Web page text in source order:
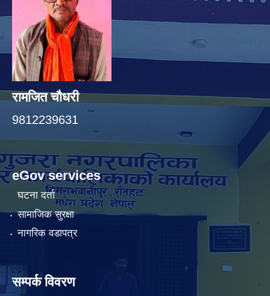
रामजित चौधरी
9812239631
eGov services
घटना दर्ता
सामाजिक सुरक्षा
नागरिक वडापत्र
सम्पर्क विवरण